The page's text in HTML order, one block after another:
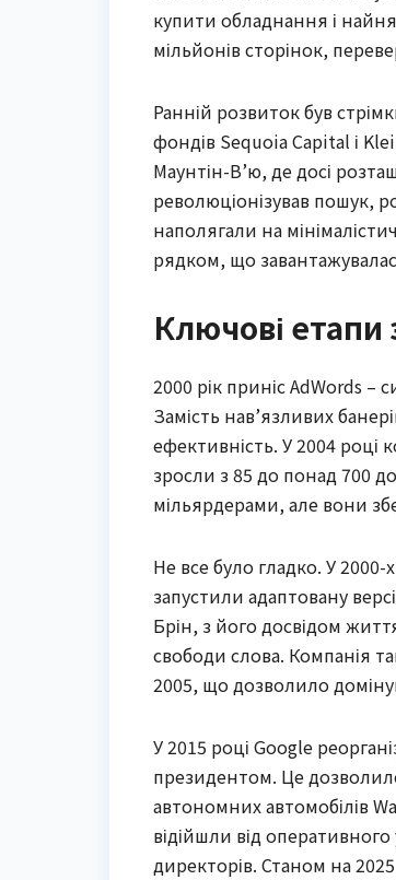
купити обладнання і
мільйонів сторінок,
Ранній розвиток був
фондів Sequoia Capital і
Маунтін-В’ю, де досі
революціонізував пошук,
наполягали на
рядком, що
Ключові етапи
2000 рік приніс AdWords
Замість нав’язливих
ефективність. У 2004 році
зросли з 85 до понад 700
мільярдерами, але вони
Не все було гладко. У
запустили адаптовану
Брін, з його досвідом
свободи слова. Компанія
2005, що дозволило
У 2015 році Google
президентом. Це
автономних автомобілів
відійшли від
директорів. Станом на